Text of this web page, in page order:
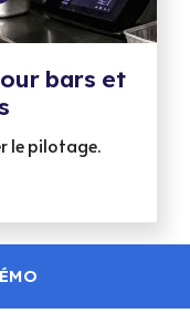
bars et
le pilotage.